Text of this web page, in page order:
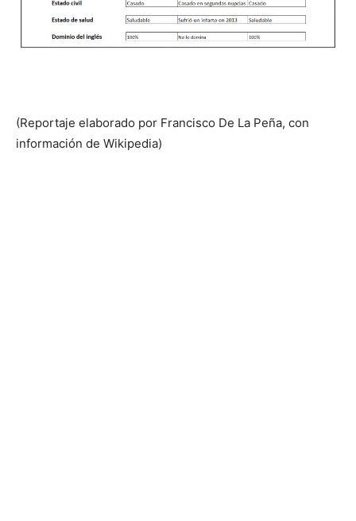
(Reportaje elaborado por Francisco De La Peña, con
información de Wikipedia)